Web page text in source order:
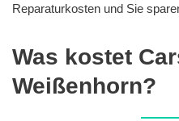
Reparaturkosten und Sie
Was kostet
Weißenhorn?